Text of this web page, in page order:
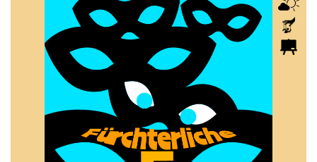
Fürchterliche Fünf
Fünf Außenseiter auf der Suche nach einem Freund!